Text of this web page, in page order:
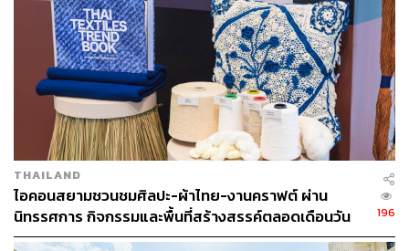
สามารถเลือกซื้อเครื่องปรับอากาศ Daikin และเครื่องฟอก
อากาศ Daikin Streamer ได้แล้ววันนี้ที่ตัวแทนจำหน่ายสินค้า
Daikin ทั่วประเทศ และ Daikin Marketplace คลิกhttps://sho
p.daikin.co.th/
[PR NEWS]
อ้างอิง:
https://thestandard.co/omicron-spread-70-time-faster-
than-delta-kind/
THAILAND
ไอคอนสยามชวนชมศิลปะ-ผ้าไทย-งานคราฟต์ ผ่าน
นิทรรศการ กิจกรรมและพื้นที่สร้างสรรค์ตลอดเดือนวัน
แม่ [ADVERTORIAL]
196